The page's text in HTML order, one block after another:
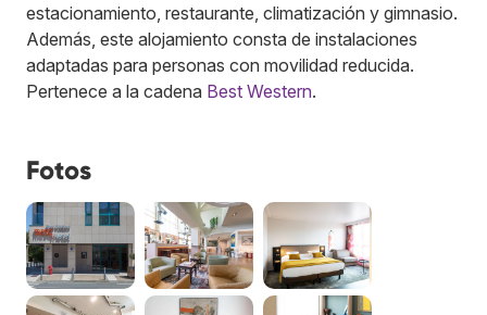
estacionamiento, restaurante, climatización y gimnasio.
Además, este alojamiento consta de instalaciones
adaptadas para personas con movilidad reducida.
Pertenece a la cadena Best Western.
Fotos